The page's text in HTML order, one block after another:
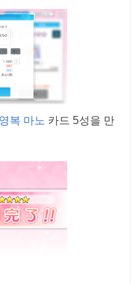
복 마노 카드 5성을 만